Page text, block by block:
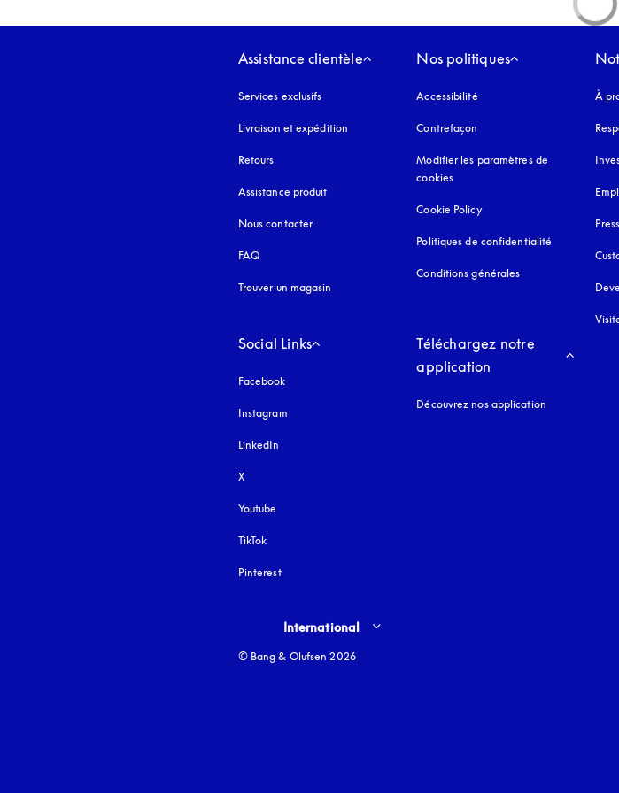
Assistance clientèle
Services exclusifs
Livraison et expédition
Retours
Assistance produit
Nous contacter
FAQ
Trouver un magasin
Nos politiques
Accessibilité s’ouvre dans un nouvel
Contrefaçon s’ouvre dans un nouvel
Modifier les paramètres de
cookies
Cookie Policys’ouvre dans un nouvel onglet
Politiques de confidentialité
Conditions générales
À
Social Links
Facebook
Instagram
LinkedIn
X
Youtube
TikTok
Pinterest
Téléchargez notre
application
Découvrez nos application
Select country and language
International
© Bang & Olufsen 2026